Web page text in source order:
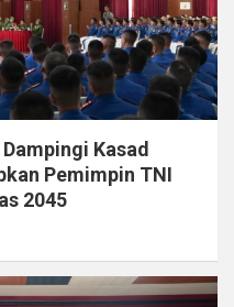
Kasad
Pemimpin TNI
2045